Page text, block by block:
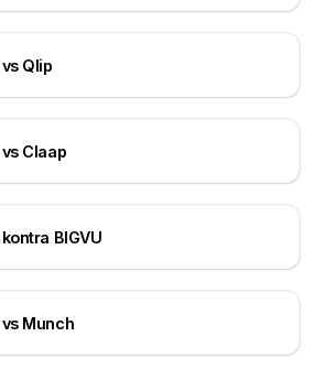
Qlip
Claap
BIGVU
Munch